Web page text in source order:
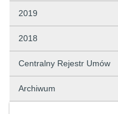
2019
2018
Centralny Rejestr Umów
Archiwum